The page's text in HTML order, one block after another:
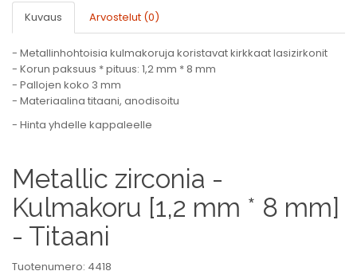
Kuvaus Arvostelut (0)
- Metallinhohtoisia kulmakoruja koristavat kirkkaat lasizirkonit
- Korun paksuus * pituus: 1,2 mm * 8 mm
- Pallojen koko 3 mm
- Materiaalina titaani, anodisoitu
- Hinta yhdelle kappaleelle
Metallic zirconia -
Kulmakoru [1,2 mm * 8 mm]
- Titaani
Tuotenumero: 4418